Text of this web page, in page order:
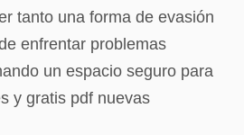
tanto una forma de evasión
enfrentar problemas
un espacio seguro para
y gratis pdf nuevas